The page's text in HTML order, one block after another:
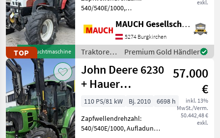
TOPGebrauchtmaschine
exkl.
540/540E/1000,
Anhängevorrichtung (mm):
32mm, Aufladung:
Turbolader,
Höchstgeschwindigkeit in
km/h: 40 km/h, Getriebeart
Landmaschine: Sc
MAUCH Gesellschaft m.b.H. & Co.KG
5274 Burgkirchen
Traktoren
/ Steyr
Premium Gold Händler
John Deere 6230
+ Hauer
Frontlader
57.000
€
inkl. 13%
MwSt./Verm.
50.442,48 €
exkl.
110 PS/81 kW Bj. 2010
6698 h
Zapfwellendrehzahl:
540/540E/1000, Aufladung: